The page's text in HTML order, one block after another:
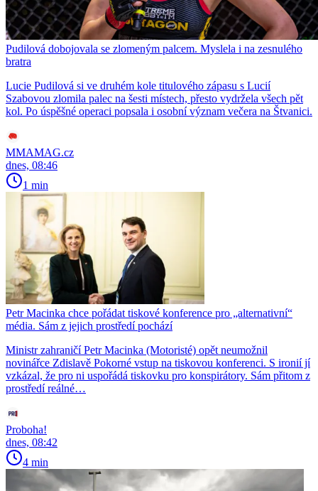
Pudilová dobojovala se zlomeným palcem. Myslela i na zesnulého
bratra
Lucie Pudilová si ve druhém kole titulového zápasu s Lucií
Szabovou zlomila palec na šesti místech, přesto vydržela všech pět
kol. Po úspěšné operaci popsala i osobní význam večera na Štvanici.
MMAMAG.cz
dnes, 08:46
1 min
Petr Macinka chce pořádat tiskové konference pro „alternativní“
média. Sám z jejich prostředí pochází
Ministr zahraničí Petr Macinka (Motoristé) opět neumožnil
novinářce Zdislavě Pokorné vstup na tiskovou konferenci. S ironií jí
vzkázal, že pro ni uspořádá tiskovku pro konspirátory. Sám přitom z
prostředí reálné…
Proboha!
dnes, 08:42
4 min